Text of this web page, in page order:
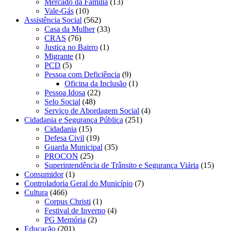
Vale-Gás (10)
Assistência Social (562)
Casa da Mulher(33)
CRAS (76)
Justiça no Bairro (1)
Migrante (1)
PCD (5)
Pessoa com Deficiência (9)
Oficina da Inclusão (1)
Pessoa Idosa (22)
Selo Social (48)
Serviço de Abordagem Social (4)
Cidadania e Segurança Pública (251)
Cidadania (15)
Defesa Civil (19)
Guarda Municipal (35)
PROCON (25)
Superintendência de Trânsito e Segurança Viária (15)
Consumidor(1)
Controladoria Geral do Município (7)
Cultura (466)
Corpus Christi (1)
Festival de Inverno (4)
PG Memória (2)
Educação (201)